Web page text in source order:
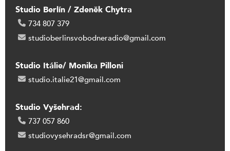
Studio Berlín / Zdeněk Chytra
734 807 379
studioberlinsvobodneradio@gmail.com
Studio Itálie/ Monika Pilloni
studio.italie21@gmail.com
Studio Vyšehrad:
737 057 860
studiovysehradsr@gmail.com